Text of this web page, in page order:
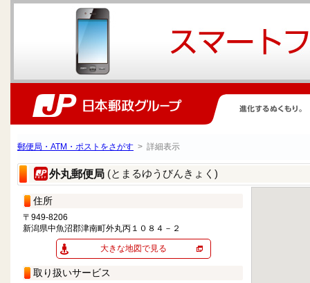
郵便局・ATM・ポストをさがす > 詳細表示
外丸郵便局 (とまるゆうびんきょく)
住所
〒949-8206
新潟県中魚沼郡津南町外丸丙１０８４－２
大きな地図で見る
取り扱いサービス